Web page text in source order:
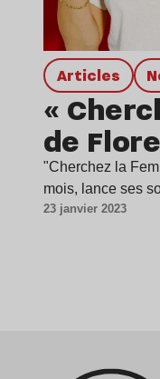
Articles
«
de
"Cherchez la
mois, lance ses
23 janvier 2023